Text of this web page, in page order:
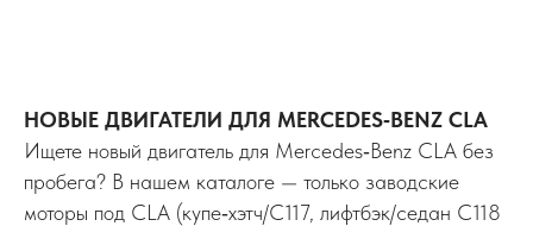
НОВЫЕ ДВИГАТЕЛИ ДЛЯ MERCEDES‑BENZ CLA
Ищете новый двигатель для Mercedes‑Benz CLA без
пробега? В нашем каталоге — только заводские
моторы под CLA (купе‑хэтч/C117, лифтбэк/седан C118